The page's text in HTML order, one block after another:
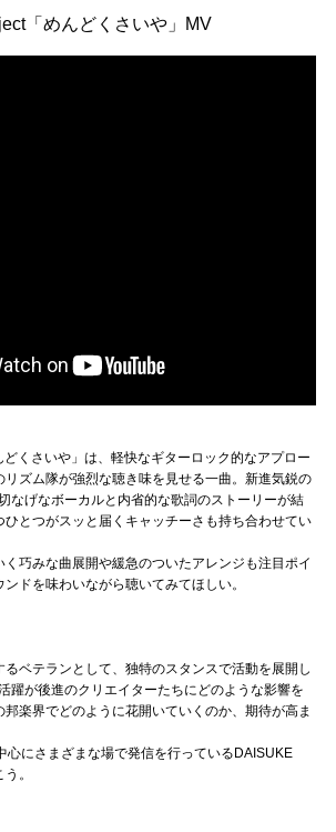
「めんどくさいや」MV
くさいや」は、軽快なギターロック的なアプロー
ズム隊が強烈な聴き味を見せる一曲。新進気鋭の
なげなボーカルと内省的な歌詞のストーリーが結
とつがスッと届くキャッチーさも持ち合わせてい
巧みな曲展開や緩急のついたアレンジも注目ポイ
ドを味わいながら聴いてみてほしい。
ベテランとして、独特のスタンスで活動を展開し
躍が後進のクリエイターたちにどのような影響を
楽界でどのように花開いていくのか、期待が高ま
心にさまざまな場で発信を行っているDAISUKE
。